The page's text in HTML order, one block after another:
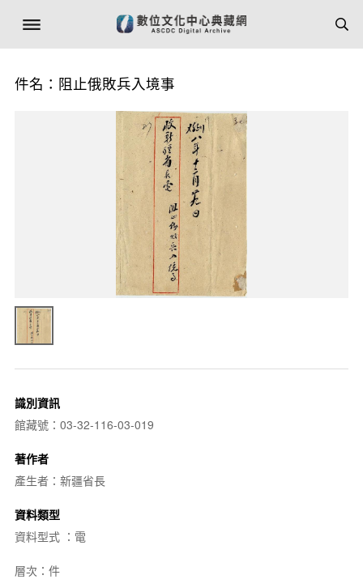
件名：阻止俄敗兵入境事
識別資訊
館藏號：03-32-116-03-019
著作者
產生者：新疆省長
資料類型
資料型式 ：電
層次：件